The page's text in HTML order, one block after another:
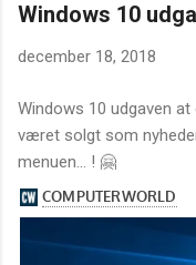
Windows 10
december 18, 2018
Windows 10 udgaven
været solgt som
menuen... ! 🤗